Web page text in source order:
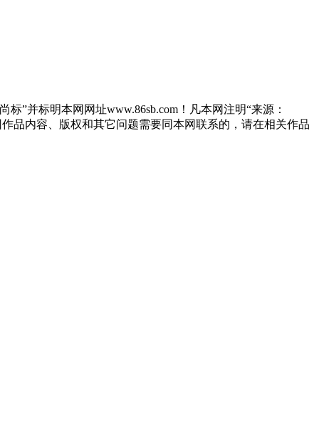
”并标明本网网址www.86sb.com！凡本网注明“来源：
品内容、版权和其它问题需要同本网联系的，请在相关作品